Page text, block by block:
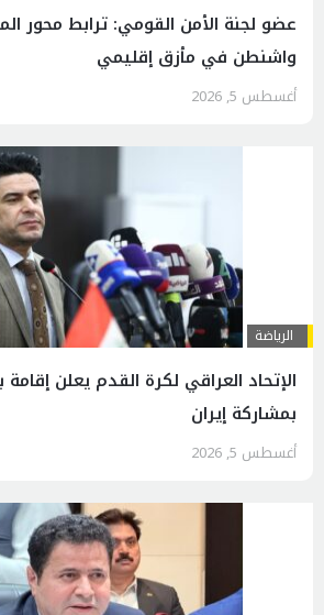
عضو لجنة الأمن القومي: ترابط محور
واشنطن في مأزق إقليمي
أغسطس 5, 2026
الرياضة
الإتحاد العراقي لكرة القدم يعلن إقامة
بمشاركة إيران
أغسطس 5, 2026